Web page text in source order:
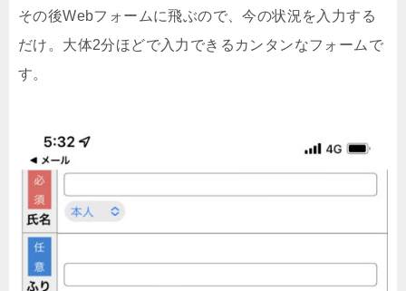
その後Webフォームに飛ぶので、今の状況を入力する
だけ。大体2分ほどで入力できるカンタンなフォームで
す。